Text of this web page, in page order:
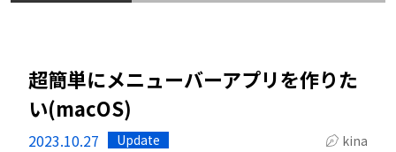
超簡単にメニューバーアプリを作りた
い(macOS)
2023.10.27 Update kina